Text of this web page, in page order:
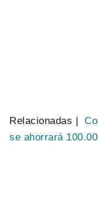
Relacionadas |
se ahorrará